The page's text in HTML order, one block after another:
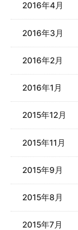
2016年4月
2016年3月
2016年2月
2016年1月
2015年12月
2015年11月
2015年9月
2015年8月
2015年7月